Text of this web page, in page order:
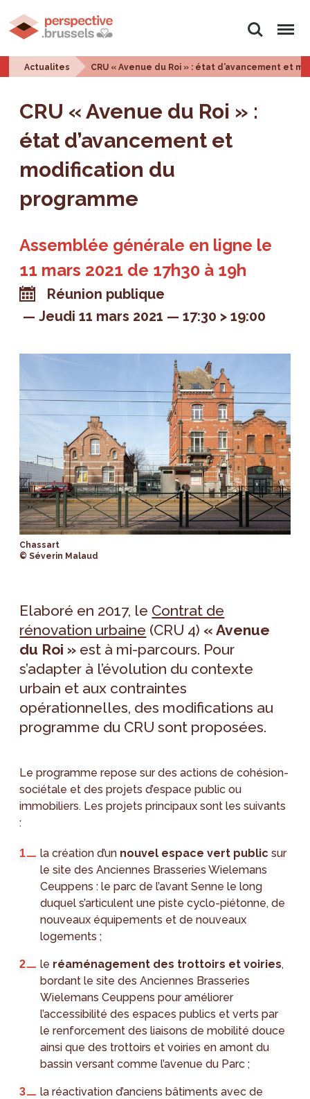
Rechercher
Menu
Actualites CRU « Avenue du Roi » : état d’avancement et
CRU « Avenue du Roi » :
état d’avancement et
modification du
programme
Assemblée générale en ligne le
11 mars 2021 de 17h30 à 19h
Réunion publique
Jeudi 11 mars 2021
17:30 > 19:00
Chassart
© Séverin Malaud
Elaboré en 2017, le Contrat de
rénovation urbaine (CRU 4) « Avenue
du Roi » est à mi-parcours. Pour
s’adapter à l’évolution du contexte
urbain et aux contraintes
opérationnelles, des modifications au
programme du CRU sont proposées.
Le programme repose sur des actions de cohésion-
sociétale et des projets d’espace public ou
immobiliers. Les projets principaux sont les suivants
:
la création d’un nouvel espace vert public sur
le site des Anciennes Brasseries Wielemans
Ceuppens : le parc de l’avant Senne le long
duquel s’articulent une piste cyclo-piétonne, de
nouveaux équipements et de nouveaux
logements ;
le réaménagement des trottoirs et voiries,
bordant le site des Anciennes Brasseries
Wielemans Ceuppens pour améliorer
l’accessibilité des espaces publics et verts par
le renforcement des liaisons de mobilité douce
ainsi que des trottoirs et voiries en amont du
bassin versant comme l’avenue du Parc ;
la réactivation d’anciens bâtiments avec de